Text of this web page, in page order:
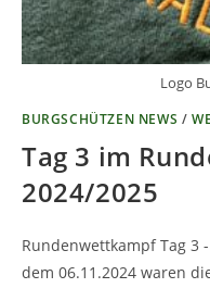
Logo
BURGSCHÜTZEN NEWS /
Tag 3 im
2024/2025
Rundenwettkampf Tag 3
dem 06.11.2024 waren